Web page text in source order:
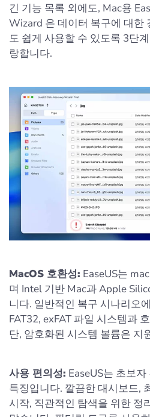
긴 기능 목록 외에도, Mac용
Wizard 은 데이터 복구에 대한
도 쉽게 사용할 수 있도록 3단
랑합니다.
MacOS 호환성: EaseUS는
며 Intel 기반 Mac과 Apple
니다. 일반적인 복구 시나리오
FAT32, exFAT 파일 시스템과
단, 암호화된 시스템 볼륨은 지
사용 편의성: EaseUS는 초보
특징입니다. 깔끔한 대시보드,
시작, 직관적인 탐색을 위한 정